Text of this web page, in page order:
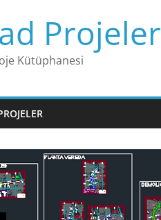
Projeler
Kütüphanesi